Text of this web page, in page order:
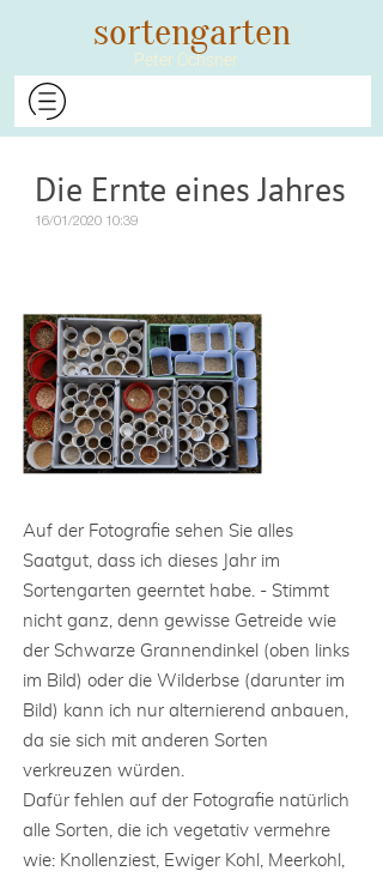
Peter Ochsner​​​​​​​
​​​​​​​sortengarten
Die Ernte eines Jahres
16/01/2020 10:39
Auf der Fotografie sehen Sie alles
Saatgut, dass ich dieses Jahr im
Sortengarten geerntet habe. - Stimmt
nicht ganz, denn gewisse Getreide wie
der Schwarze Grannendinkel (oben links
im Bild) oder die Wilderbse (darunter im
Bild) kann ich nur alternierend anbauen,
da sie sich mit anderen Sorten
verkreuzen würden.
Dafür fehlen auf der Fotografie natürlich
alle Sorten, die ich vegetativ vermehre
wie: Knollenziest, Ewiger Kohl, Meerkohl,